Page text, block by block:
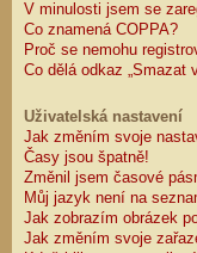
V minulosti jsem se
Co znamená COPPA?
Proč se nemohu
Co dělá odkaz „Smazat
Uživatelská nastavení
Jak změním svoje
Časy jsou špatně!
Změnil jsem časové
Můj jazyk není na
Jak zobrazím obrázek
Jak změním svoje